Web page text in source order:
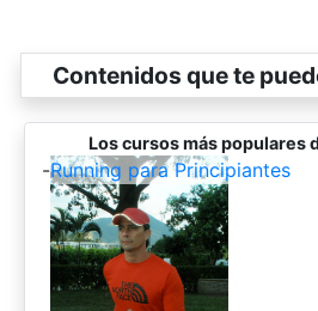
Contenidos que te
Los cursos más populares
-Running para Principiantes